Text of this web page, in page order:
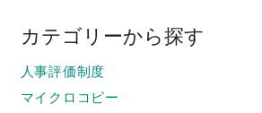
カテゴリーから探す
人事評価制度
マイクロコピー